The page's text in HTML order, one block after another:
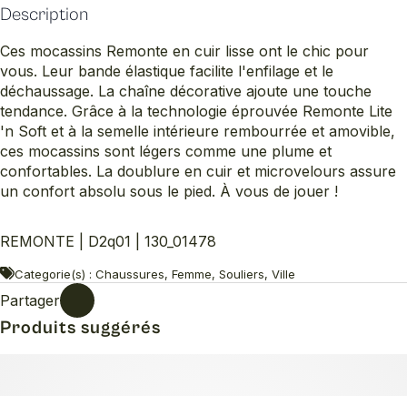
Description
Ces mocassins Remonte en cuir lisse ont le chic pour
vous. Leur bande élastique facilite l'enfilage et le
déchaussage. La chaîne décorative ajoute une touche
tendance. Grâce à la technologie éprouvée Remonte Lite
'n Soft et à la semelle intérieure rembourrée et amovible,
ces mocassins sont légers comme une plume et
confortables. La doublure en cuir et microvelours assure
un confort absolu sous le pied. À vous de jouer !
REMONTE | D2q01 | 130_01478
Categorie(s) : Chaussures, Femme, Souliers, Ville
Partager
Produits suggérés